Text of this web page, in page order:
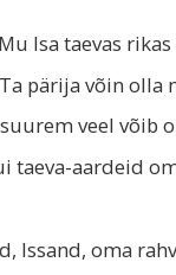
Mu Isa taevas rikas
Ta pärija võin olla
veel võib
taeva-aardeid
Issand, oma